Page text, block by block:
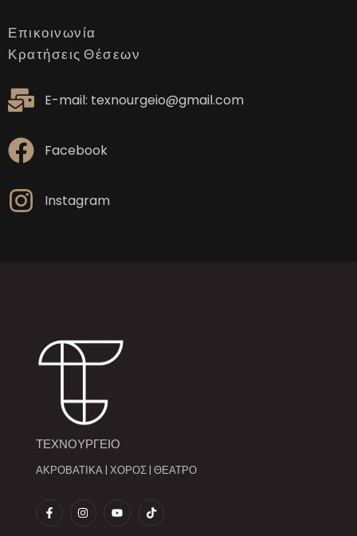
Επικοινωνία
Κρατήσεις Θέσεων
E-mail: texnourgeio@gmail.com
Facebook
Instagram
ΤΕΧΝΟΥΡΓΕΙΟ
ΑΚΡΟΒΑΤΙΚΑ | ΧΟΡΟΣ | ΘΕΑΤΡΟ